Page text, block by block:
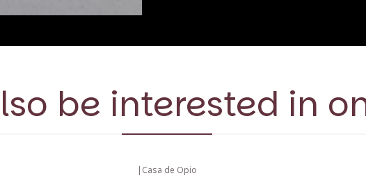
be interested in
| Casa de Opio